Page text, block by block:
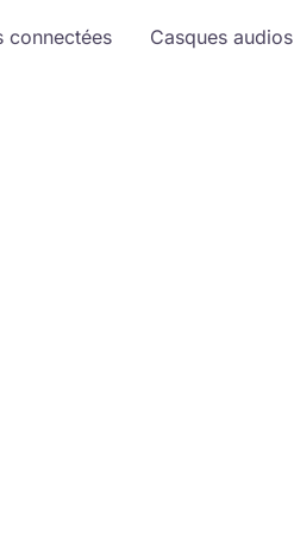
connectées Casques audios